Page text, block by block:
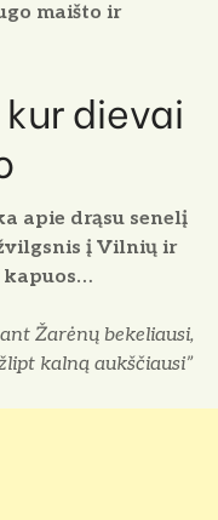
maišto ir
dievai
apie drąsu senelį
į Vilnių ir
kapuos…
Žarėnų bekeliausi,
kalną aukščiausi”